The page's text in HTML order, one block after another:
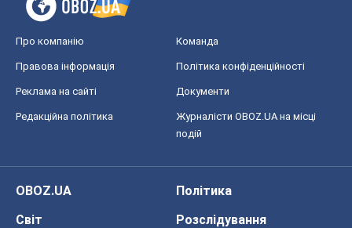
Про компанію Команда
Правова інформація Політика конфіденційності
Реклама на сайті Документи
Редакційна політика
Журналісти OBOZ.UA на місці
подій
OBOZ.UA
Політика
Світ
Розслідування